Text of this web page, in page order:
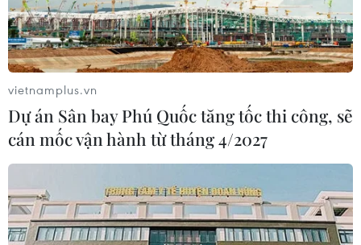
vietnamplus.vn
Dự án Sân bay Phú Quốc tăng tốc thi công, sẽ
cán mốc vận hành từ tháng 4/2027